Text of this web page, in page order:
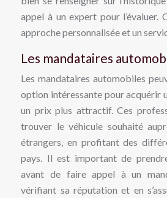
appel à un expert pour l’évaluer.
approche personnalisée et un
Les mandataires
Les mandataires automobiles
option intéressante pour acquérir
un prix plus attractif. Ces
trouver le véhicule souhaité
étrangers, en profitant des
pays. Il est important de
avant de faire appel à un
vérifiant sa réputation et en